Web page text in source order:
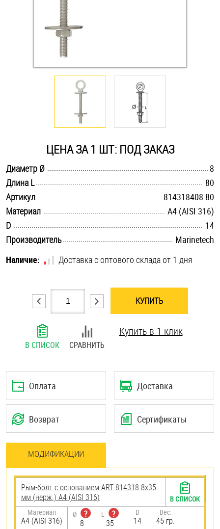
Инструмент
Крюки, кольца с метрической резьбой
Крюки, кольца с шурупной резьбой
Оснастка и аксессуары для яхт
Саморезы и шурупы
Стопорные кольца
Такелаж
Хомуты
Шайбы
Шпильки
Шплинты
Штифты и пальцы
ЦЕНА ЗА 1 ШТ: ПОД ЗАКАЗ
Диаметр Ø
8
Длина L
80
Артикул
814318408 80
Материал
A4 (AISI 316)
D
14
Производитель
Marinetech
Наличие:
Доставка с оптового склада от 1 дня
КУПИТЬ
В СПИСОК СРАВНИТЬ
Купить в 1 клик
Оплата Доставка
Возврат Сертификаты
МОДИФИКАЦИИ
Рым-болт с основанием ART 814318 8х35
мм (нерж.) A4 (AISI 316)
Материал
A4 (AISI 316)
Ø
?
8
L
?
35
D
14
Вес:
45 гр.
В СПИСОК